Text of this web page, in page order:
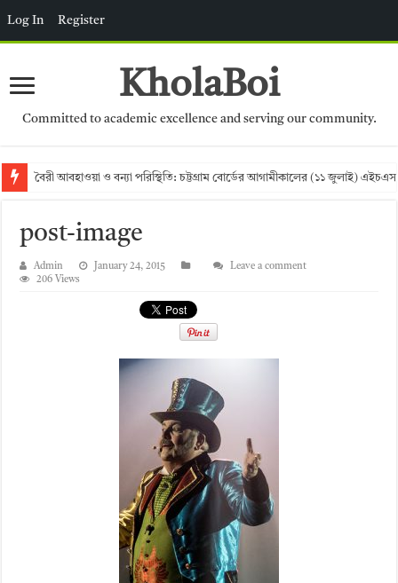
KholaBoi
Committed to academic excellence and serving our community.
বৈরী আবহাওয়া ও বন্যা পরিস্থিতি: চট্টগ্রাম বোর্ডের আগামীকালের (১১ জুলাই)
post-image
Admin January 24, 2015
Leave a comment
206 Views
Log In Register